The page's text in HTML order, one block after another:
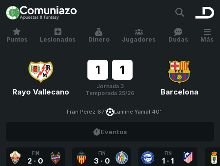
Puntos Lesionados Dinero Jugadores Dudas Más
Rayo Vallecano
1 1
Jornada 3
Temporada 25/26
Barcelona
Fran Pérez 67' Lamine Yamal 40'
Eventos
FIN
2 · 0
FIN
3 · 0
FIN
1 · 1